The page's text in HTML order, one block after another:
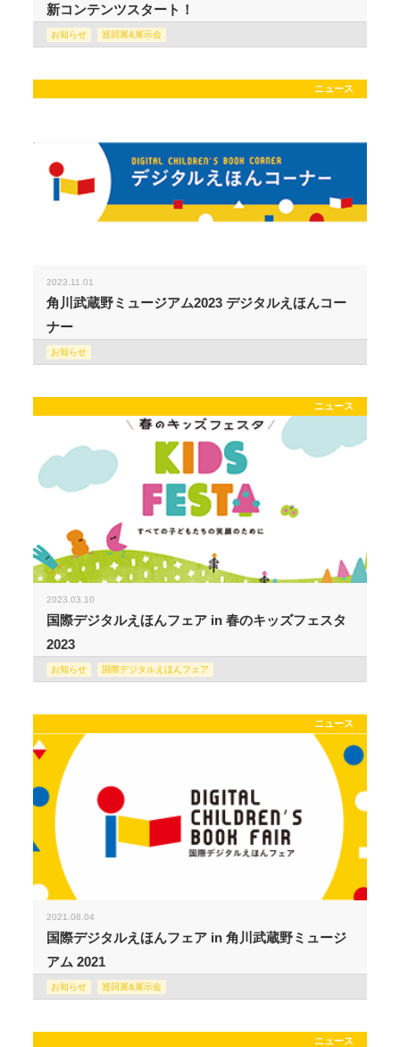
新コンテンツスタート！
お知らせ 巡回展&展示会
ニュース
2023.11.01
角川武蔵野ミュージアム2023 デジタルえほんコー
ナー
お知らせ
ニュース
2023.03.10
国際デジタルえほんフェア in 春のキッズフェスタ
2023
お知らせ 国際デジタルえほんフェア
ニュース
2021.08.04
国際デジタルえほんフェア in 角川武蔵野ミュージ
アム 2021
お知らせ 巡回展&展示会
ニュース